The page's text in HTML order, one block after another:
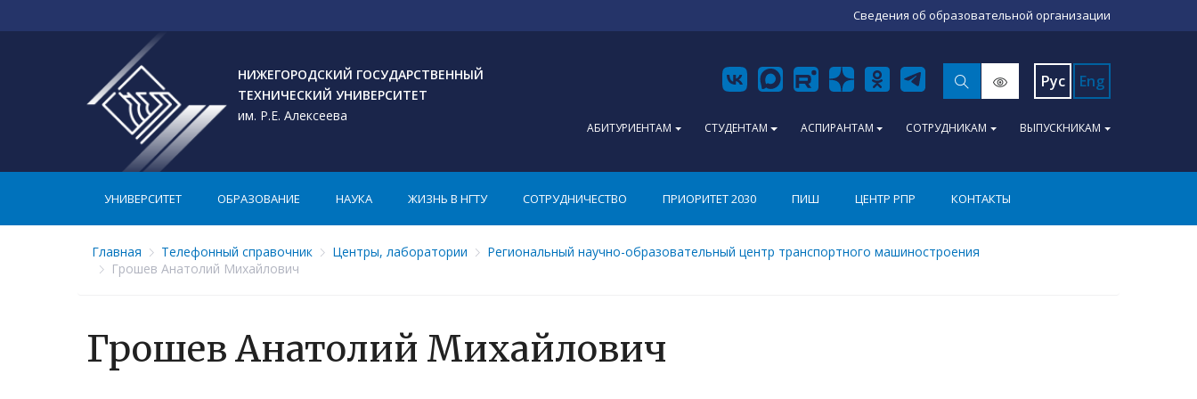
Сведения об образовательной организации
НИЖЕГОРОДСКИЙ ГОСУДАРСТВЕННЫЙ
ТЕХНИЧЕСКИЙ УНИВЕРСИТЕТ
им. Р.Е. Алексеева
Рус Eng
АБИТУРИЕНТАМ СТУДЕНТАМ АСПИРАНТАМ СОТРУДНИКАМ ВЫПУСКНИКАМ
УНИВЕРСИТЕТ ОБРАЗОВАНИЕ НАУКА ЖИЗНЬ В НГТУ СОТРУДНИЧЕСТВО ПРИОРИТЕТ 2030 ПИШ ЦЕНТР РПР КОНТАКТЫ
Главная Телефонный справочник Центры, лаборатории
Региональный научно-образовательный центр транспортного машиностроения
Грошев Анатолий Михайлович
Грошев Анатолий Михайлович